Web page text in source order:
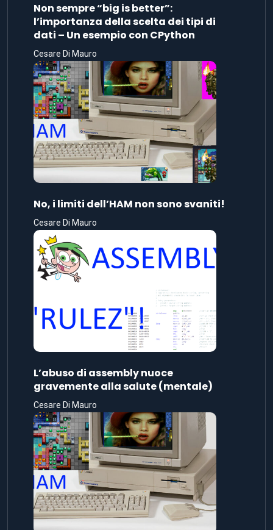
Non sempre “big is better”:
l’importanza della scelta dei tipi di
dati – Un esempio con CPython
Cesare Di Mauro
No, i limiti dell’HAM non sono svaniti!
Cesare Di Mauro
L’abuso di assembly nuoce
gravemente alla salute (mentale)
Cesare Di Mauro